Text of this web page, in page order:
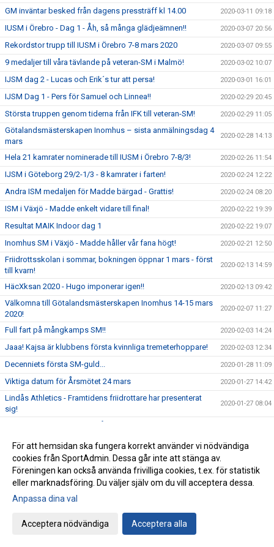
GM inväntar besked från dagens pressträff kl 14.00 2020-03-11 09:18
IUSM i Örebro - Dag 1 - Åh, så många glädjeämnen!! 2020-03-07 20:56
Rekordstor trupp till IUSM i Örebro 7-8 mars 2020 2020-03-07 09:55
9 medaljer till våra tävlande på veteran-SM i Malmö! 2020-03-02 10:07
IJSM dag 2 - Lucas och Erik´s tur att persa! 2020-03-01 16:01
IJSM Dag 1 - Pers för Samuel och Linnea!! 2020-02-29 20:45
Största truppen genom tiderna från IFK till veteran-SM! 2020-02-29 11:05
Götalandsmästerskapen Inomhus – sista anmälningsdag 4
mars
2020-02-28 14:13
Hela 21 kamrater nominerade till IUSM i Örebro 7-8/3! 2020-02-26 11:54
IJSM i Göteborg 29/2-1/3 - 8 kamrater i farten! 2020-02-24 12:22
Andra ISM medaljen för Madde bärgad - Grattis! 2020-02-24 08:20
ISM i Växjö - Madde enkelt vidare till final! 2020-02-22 19:39
Resultat MAIK Indoor dag 1 2020-02-22 19:07
Inomhus SM i Växjö - Madde håller vår fana högt! 2020-02-21 12:50
Friidrottsskolan i sommar, bokningen öppnar 1 mars - först
till kvarn!
2020-02-13 14:59
HäcXksan 2020 - Hugo imponerar igen!! 2020-02-13 09:42
Välkomna till Götalandsmästerskapen Inomhus 14-15 mars
2020!
2020-02-07 11:27
Full fart på mångkamps SM!! 2020-02-03 14:24
Jaaa! Kajsa är klubbens första kvinnliga tremeterhoppare! 2020-02-03 12:34
Decenniets första SM-guld... 2020-01-28 11:09
Viktiga datum för Årsmötet 24 mars 2020-01-27 14:42
Lindås Athletics - Framtidens friidrottare har presenterat
sig!
2020-01-27 08:04
Fantastiskt fina prestationer av IFK på Quality Hotel Games 2020-01-20 12:04
Cafét i Friidrottens Hus öppnar onsdagar 2020-01-15 12:59
Välkomna till Lindås Athletics-anmälan är öppen!
Gröten och ruschen: framgången fortsätter!
Terminsavslutning för våra yngsta aktiva födda 2012
Julklappsjakten - Three on the bounce!!
För att hemsidan ska fungera korrekt använder vi nödvändiga
cookies från SportAdmin. Dessa går inte att stänga av.
Föreningen kan också använda frivilliga cookies, t.ex. för statistik
eller marknadsföring. Du väljer själv om du vill acceptera dessa.
Anpassa dina val
Acceptera nödvändiga Acceptera alla